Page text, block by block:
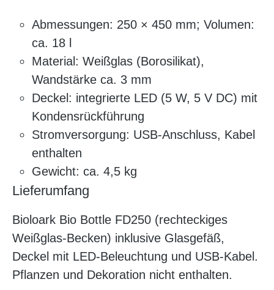
Abmessungen: 250 × 450 mm; Volumen:
ca. 18 l
Material: Weißglas (Borosilikat),
Wandstärke ca. 3 mm
Deckel: integrierte LED (5 W, 5 V DC) mit
Kondensrückführung
Stromversorgung: USB-Anschluss, Kabel
enthalten
Gewicht: ca. 4,5 kg
Lieferumfang
Bioloark Bio Bottle FD250 (rechteckiges
Weißglas-Becken) inklusive Glasgefäß,
Deckel mit LED-Beleuchtung und USB-Kabel.
Pflanzen und Dekoration nicht enthalten.